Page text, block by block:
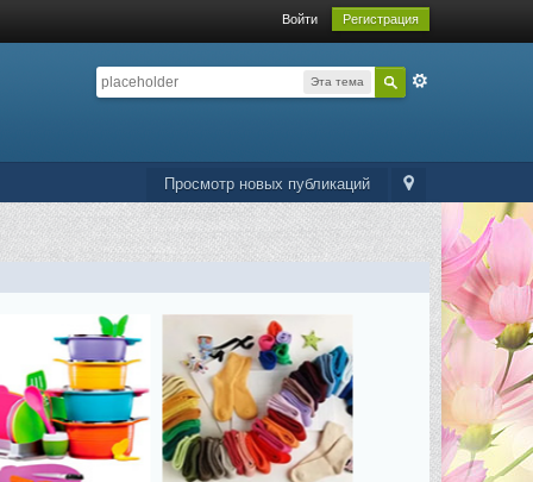
Войти Регистрация
Эта тема
Просмотр новых публикаций